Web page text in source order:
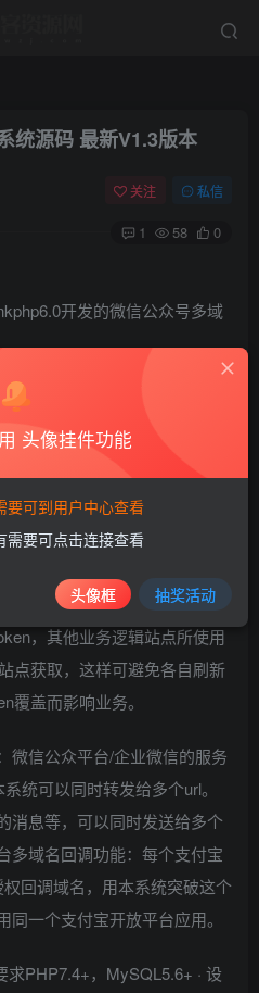
统源码 最新V1.3版本
关注 私信
1 58 0
开发的微信公众号多域
公众号多域名回调功能：微信
页域名，用本系统突破这个限
单的管理，以及登录记录的
能：可让本系统作为中控服务
，其他业务逻辑站点所使用
点获取，这样可避免各自刷新
覆盖而影响业务。
微信公众平台/企业微信的服务
统可以同时转发给多个url。
消息等，可以同时发送给多个
多域名回调功能：每个支付宝
回调域名，用本系统突破这个
一个支付宝开放平台应用。
求PHP7.4+，MySQL5.6+ · 设
头像挂件功能
要可到用户中心查看
需要可点击连接查看
头像框 抽奖活动